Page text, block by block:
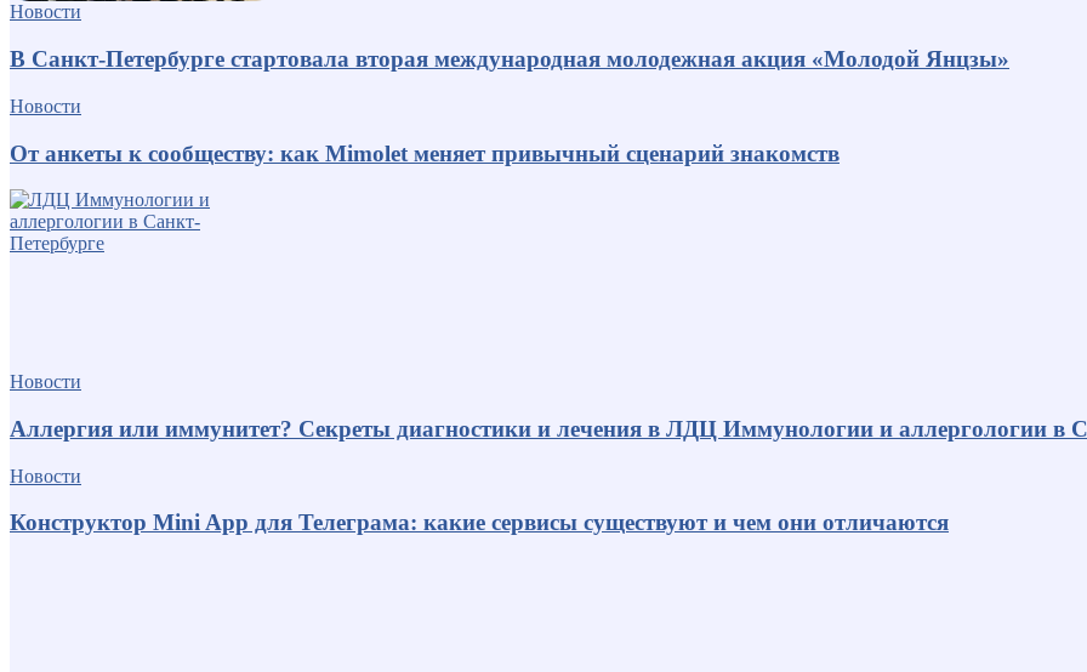
Новости
В Санкт-Петербурге стартовала вторая международная молодежная акция «Молодой Янцзы»
Новости
От анкеты к сообществу: как Mimolet меняет привычный сценарий знакомств
Новости
Аллергия или иммунитет? Секреты диагностики и лечения в ЛДЦ Иммунологии и аллергологии в
Новости
Конструктор Mini App для Телеграма: какие сервисы существуют и чем они отличаются